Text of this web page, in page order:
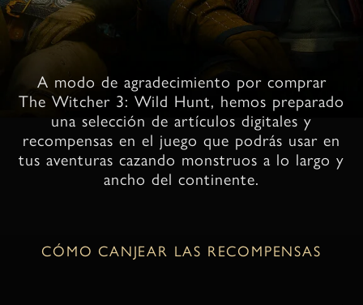
A modo de agradecimiento por comprar
The Witcher 3: Wild Hunt, hemos preparado
una selección de artículos digitales y
recompensas en el juego que podrás usar en
tus aventuras cazando monstruos a lo largo y
ancho del continente.
CÓMO CANJEAR LAS RECOMPENSAS